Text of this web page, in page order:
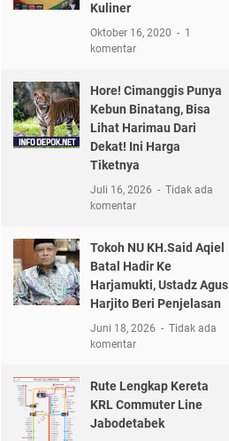
Kuliner
Oktober 16, 2020
1
komentar
Hore! Cimanggis Punya
Kebun Binatang, Bisa
Lihat Harimau Dari
Dekat! Ini Harga
Tiketnya
Juli 16, 2026
Tidak ada
komentar
Tokoh NU KH.Said Aqiel
Batal Hadir Ke
Harjamukti, Ustadz Agus
Harjito Beri Penjelasan
Juni 18, 2026
Tidak ada
komentar
Rute Lengkap Kereta
KRL Commuter Line
Jabodetabek